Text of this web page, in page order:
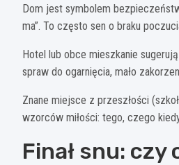
Dom jest symbolem
ma”. To często sen o braku
Hotel lub obce mieszkanie
spraw do ogarnięcia, mało
Znane miejsce z przeszłości
wzorców miłości: tego, czego
Finał snu: